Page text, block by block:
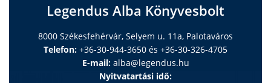
Legendus Alba Könyvesbolt
8000 Székesfehérvár, Selyem u. 11a, Palotaváros
Telefon: +36-30-944-3650 és +36-30-326-4705
E-mail: alba@legendus.hu
Nyitvatartási idő: